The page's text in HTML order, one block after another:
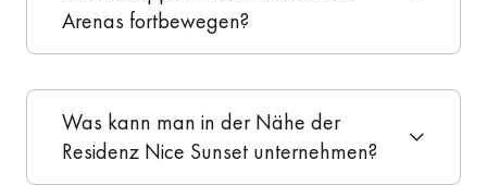
Arenas fortbewegen?
Was kann man in der Nähe der
Residenz Nice Sunset unternehmen?